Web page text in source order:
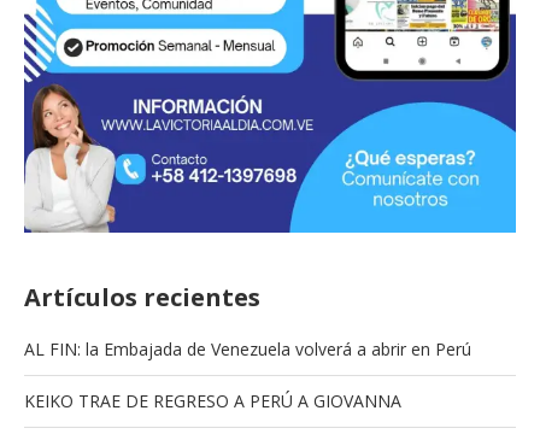
Artículos recientes
AL FIN: la Embajada de Venezuela volverá a abrir en Perú
KEIKO TRAE DE REGRESO A PERÚ A GIOVANNA